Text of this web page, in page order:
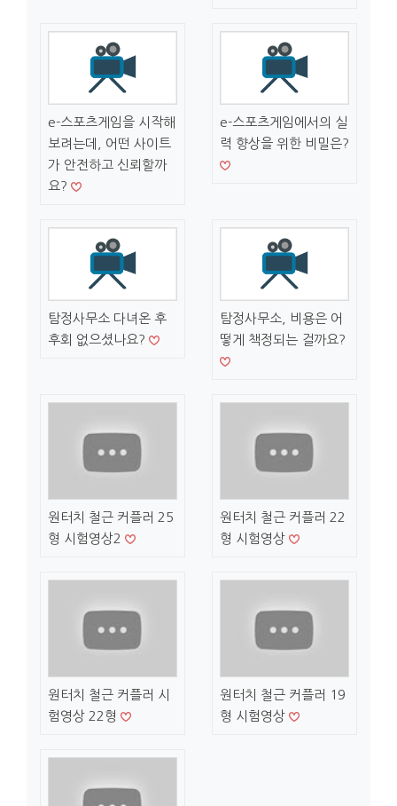
e-스포츠게임을 시작해
보려는데, 어떤 사이트
가 안전하고 신뢰할까
요?
e-스포츠게임에서의 실
력 향상을 위한 비밀은?
탐정사무소 다녀온 후
후회 없으셨나요?
탐정사무소, 비용은 어
떻게 책정되는 걸까요?
원터치 철근 커플러 25
형 시험영상2
원터치 철근 커플러 22
형 시험영상
원터치 철근 커플러 시
험영상 22형
원터치 철근 커플러 19
형 시험영상